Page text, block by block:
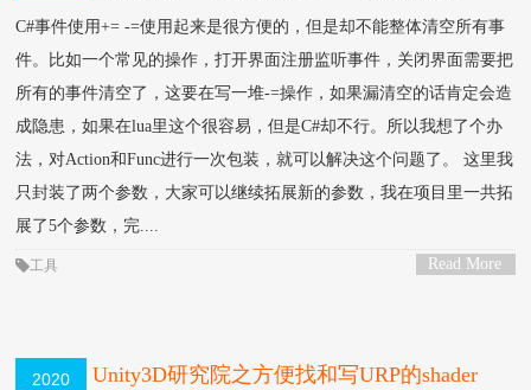
C#事件使用+= -=使用起来是很方便的，但是却不能整体清空所有事
件。比如一个常见的操作，打开界面注册监听事件，关闭界面需要把
所有的事件清空了，这要在写一堆-=操作，如果漏清空的话肯定会造
成隐患，如果在lua里这个很容易，但是C#却不行。所以我想了个办
法，对Action和Func进行一次包装，就可以解决这个问题了。 这里我
只封装了两个参数，大家可以继续拓展新的参数，我在项目里一共拓
展了5个参数，完....
Read More
工具
2020
Unity3D研究院之方便找和写URP的shader